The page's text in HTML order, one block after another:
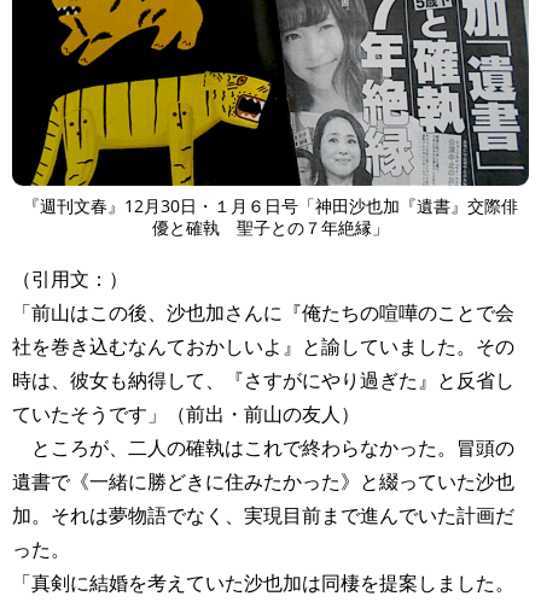
『週刊文春』12月30日・１月６日号「神田沙也加『遺書』交際俳
優と確執 聖子との７年絶縁」
（引用文：）
「前山はこの後、沙也加さんに『俺たちの喧嘩のことで会
社を巻き込むなんておかしいよ』と諭していました。その
時は、彼女も納得して、『さすがにやり過ぎた』と反省し
ていたそうです」（前出・前山の友人）
ところが、二人の確執はこれで終わらなかった。冒頭の
遺書で《一緒に勝どきに住みたかった》と綴っていた沙也
加。それは夢物語でなく、実現目前まで進んでいた計画だ
った。
「真剣に結婚を考えていた沙也加は同棲を提案しました。